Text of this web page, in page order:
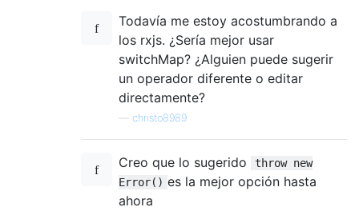
Todavía me estoy acostumbrando a
los rxjs. ¿Sería mejor usar
switchMap? ¿Alguien puede sugerir
un operador diferente o editar
directamente?
christo8989
Creo que lo sugerido
throw new
Error() es la mejor opción hasta
ahora